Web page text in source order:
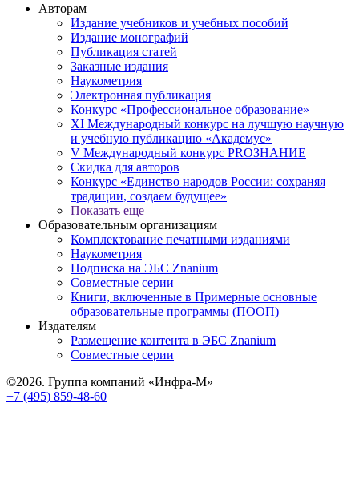
Авторам
Издание учебников и учебных пособий
Издание монографий
Публикация статей
Заказные издания
Наукометрия
Электронная публикация
Конкурс «Профессиональное образование»
XI Международный конкурс на лучшую научную
и учебную публикацию «Академус»
V Международный конкурс PROЗНАНИЕ
Скидка для авторов
Конкурс «Единство народов России: сохраняя
традиции, создаем будущее»
Показать еще
Образовательным организациям
Комплектование печатными изданиями
Наукометрия
Подписка на ЭБС Znanium
Совместные серии
Книги, включенные в Примерные основные
образовательные программы (ПООП)
Издателям
Размещение контента в ЭБС Znanium
Совместные серии
©2026. Группа компаний «Инфра-М»
+7 (495) 859-48-60